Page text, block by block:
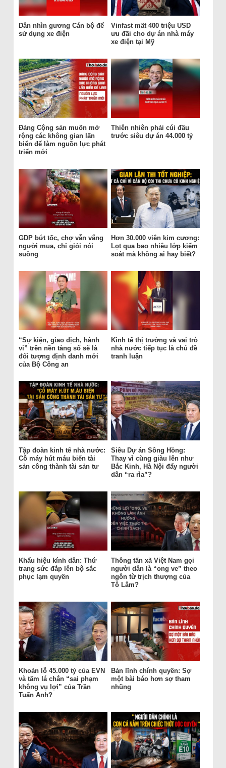
Dân nhìn gương Cán bộ để
sử dụng xe điện
Vinfast mất 400 triệu USD
ưu đãi cho dự án nhà máy
xe điện tại Mỹ
Đảng Cộng sản muốn mở
rộng các không gian lấn
biển để làm nguồn lực phát
triển mới
Thiên nhiên phải cúi đầu
trước siêu dự án 44.000 tỷ
GDP bứt tốc, chợ vẫn vắng
người mua, chỉ giỏi nói
suông
Hơn 30.000 viên kim cương:
Lọt qua bao nhiêu lớp kiểm
soát mà không ai hay biết?
“Sự kiện, giao dịch, hành
vi” trên nền tảng số sẽ là
đối tượng định danh mới
của Bộ Công an
Kinh tế thị trường và vai trò
nhà nước tiếp tục là chủ đề
tranh luận
Tập đoàn kinh tế nhà nước:
Cỗ máy hút máu biến tài
sản công thành tài sản tư
Siêu Dự án Sông Hồng:
Thay vì cùng giàu lên như
Bắc Kinh, Hà Nội đẩy người
dân “ra rìa”?
Khẩu hiệu kính dân: Thứ
trang sức đắp lên bộ sắc
phục lạm quyền
Thông tấn xã Việt Nam gọi
người dân là “ong ve” theo
ngôn từ trịch thượng của
Tô Lâm?
Khoản lỗ 45.000 tỷ của EVN
và tấm lá chắn “sai phạm
không vụ lợi” của Trần
Tuấn Anh?
Bản lĩnh chính quyền: Sợ
một bài báo hơn sợ tham
nhũng